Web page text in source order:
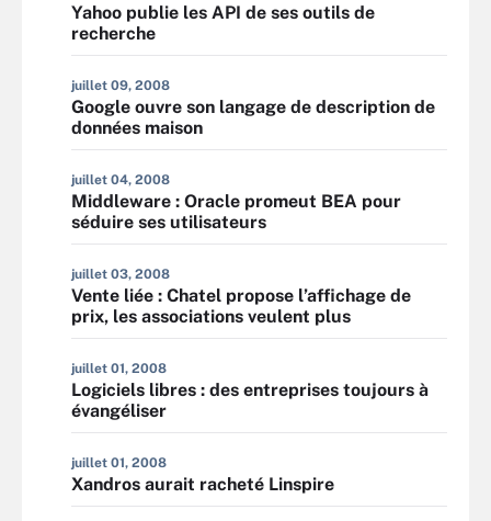
Yahoo publie les API de ses outils de
recherche
juillet 09, 2008
Google ouvre son langage de description de
données maison
juillet 04, 2008
Middleware : Oracle promeut BEA pour
séduire ses utilisateurs
juillet 03, 2008
Vente liée : Chatel propose l’affichage de
prix, les associations veulent plus
juillet 01, 2008
Logiciels libres : des entreprises toujours à
évangéliser
juillet 01, 2008
Xandros aurait racheté Linspire